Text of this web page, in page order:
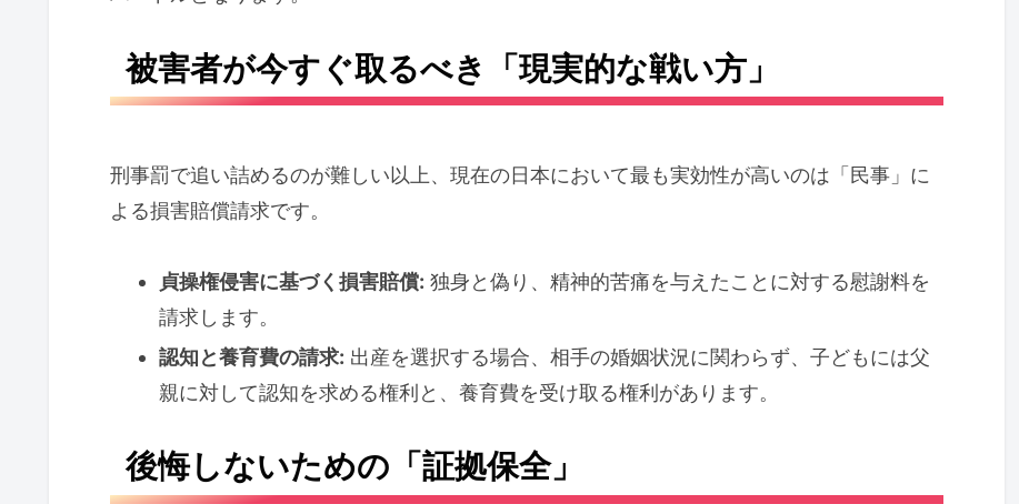
被害者が今すぐ取るべき「現実的な戦い方」
刑事罰で追い詰めるのが難しい以上、現在の日本において最も実効性が高いのは「民事」に
よる損害賠償請求です。
貞操権侵害に基づく損害賠償: 独身と偽り、精神的苦痛を与えたことに対する慰謝料を
請求します。
認知と養育費の請求: 出産を選択する場合、相手の婚姻状況に関わらず、子どもには父
親に対して認知を求める権利と、養育費を受け取る権利があります。
後悔しないための「証拠保全」